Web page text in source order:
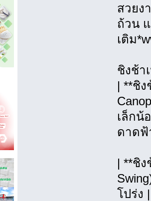
สวยง
ถ้วน
เติม
ชิงช้า
| **ชิง
เล็กน้
ดาดฟ้
| **ชิ
โปร่ง